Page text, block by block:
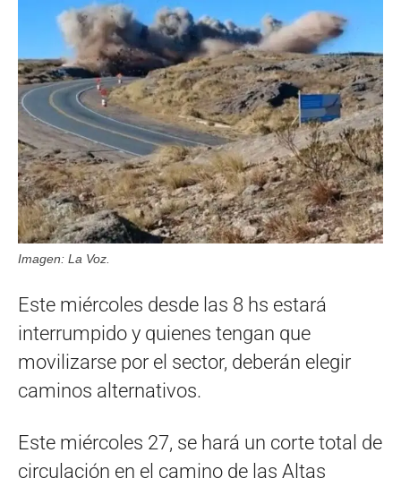
Imagen: La Voz.
Este miércoles desde las 8 hs estará
interrumpido y quienes tengan que
movilizarse por el sector, deberán elegir
caminos alternativos.
Este miércoles 27, se hará un corte total de
circulación en el camino de las Altas